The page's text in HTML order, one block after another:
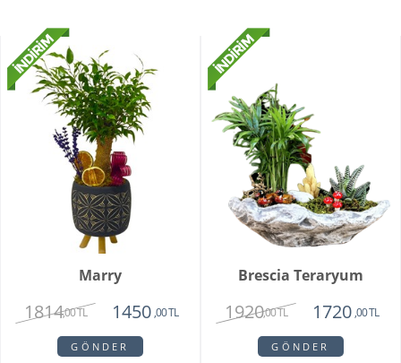
Marry
1814,00 TL 1450 ,00 TL
GÖNDER
Brescia Teraryum
1920,00 TL 1720 ,00 TL
GÖNDER